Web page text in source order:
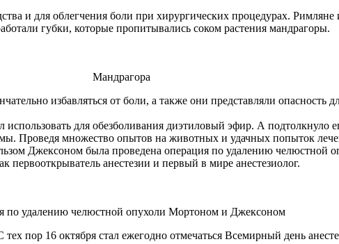
и для облегчения боли при хирургических процедурах.
губки, которые пропитывались соком растения мандрагоры.
Мандрагора
избавляться от боли, а также они представляли опасность
для обезболивания диэтиловый эфир. А подтолкнуло
Проведя множество опытов на животных и удачных попыток
Джексоном была проведена операция по удалению челюстной
анестезии и первый в мире анестезиолог.
по удалению челюстной опухоли Мортоном и Джексоном
пор 16 октября стал ежегодно отмечаться Всемирный день